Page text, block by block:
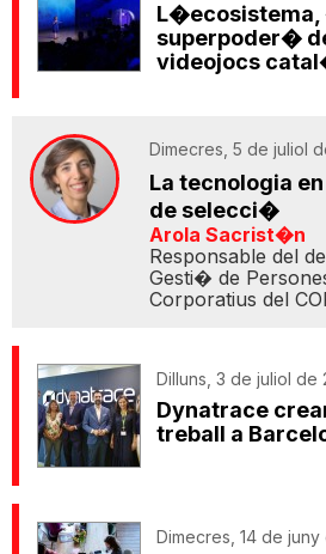
superpoder�
videojocs
Dimecres, 5 de juliol
La tecnologia
de selecci�
Arola Sacrist�n
Responsable del
Gesti� de
Corporatius del
Dilluns, 3 de juliol de
Dynatrace
treball a
Dimecres, 14 de juny